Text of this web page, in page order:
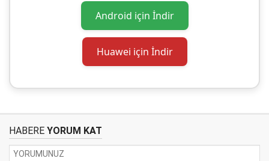
Android için İndir
Huawei için İndir
HABERE YORUM KAT